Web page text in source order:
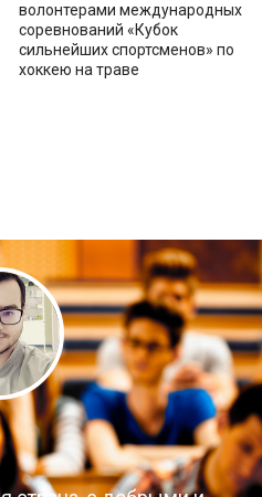
волонтерами международных
соревнований «Кубок
сильнейших спортсменов» по
хоккею на траве